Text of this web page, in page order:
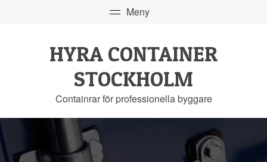
HYRA CONTAINER
STOCKHOLM
Containrar för professionella byggare